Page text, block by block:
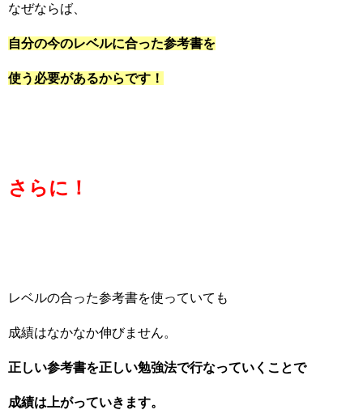
なぜならば、
自分の今のレベルに合った参考書を
使う必要があるからです！
さらに！
レベルの合った参考書を使っていても
成績はなかなか伸びません。
正しい参考書を正しい勉強法で行なっていくことで
成績は上がっていきます。